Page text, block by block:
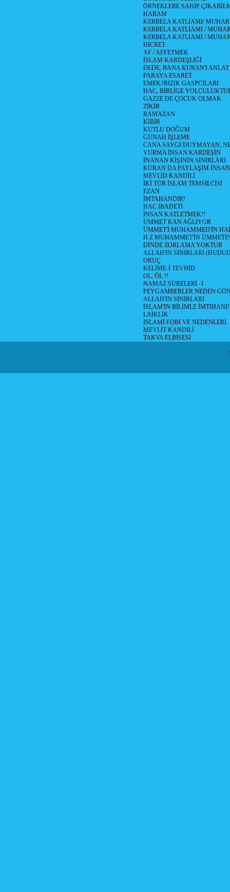
ÖRNEKLERE SAHİP
HARAM
KERBELA KATLİAMI/
KERBELA KATLİAMI /
KERBELA KATLİAMI /
HİCRET
AF / AFFETMEK
İSLAM KARDEŞLİĞİ
DEDE, BANA KURAN'I ANLAT
PARAYA ESARET
EMEK//RIZIK GASPCILARI
HAC, BİRLİGE
GAZZE DE ÇOCUK OLMAK
ZİKİR
RAMAZAN
KİBİR
KUTLU DOĞUM
GÜNAH İŞLEME
CANA SAYGI DUYMAYAN,
VURMA İNSAN KARDEŞİN
İNANAN KİŞİNİN SINIRLARI
KURAN DA PAYLAŞIM
MEVLİD KANDİLİ
İKİ TÜR İSLAM TEMSİLCİSİ
EZAN
İMTAHANDIR!
HAC İBADETİ
İNSAN KATLETMEK!!
ÜMMET KAN AĞLIYOR
ÜMMET'İ MUHAMMED'İN
H.Z MUHAMMET'İN
DİNDE ZORLAMA YOKTUR
ALLAH'IN SINIRLARI
ORUÇ
KELİME-İ TEVHİD
OL, ÖL !!
NAMAZ SÜRELERİ -1
PEYGAMBERLER NEDEN
ALLAH'IN SINIRLARI
İSLAM'IN BİLİMLE İMTİHANI!
LAİKLİK
İSLAMİ FOBİ VE NEDENLERİ
MEVLİT KANDİLİ
TAKVA ELBİSESİ